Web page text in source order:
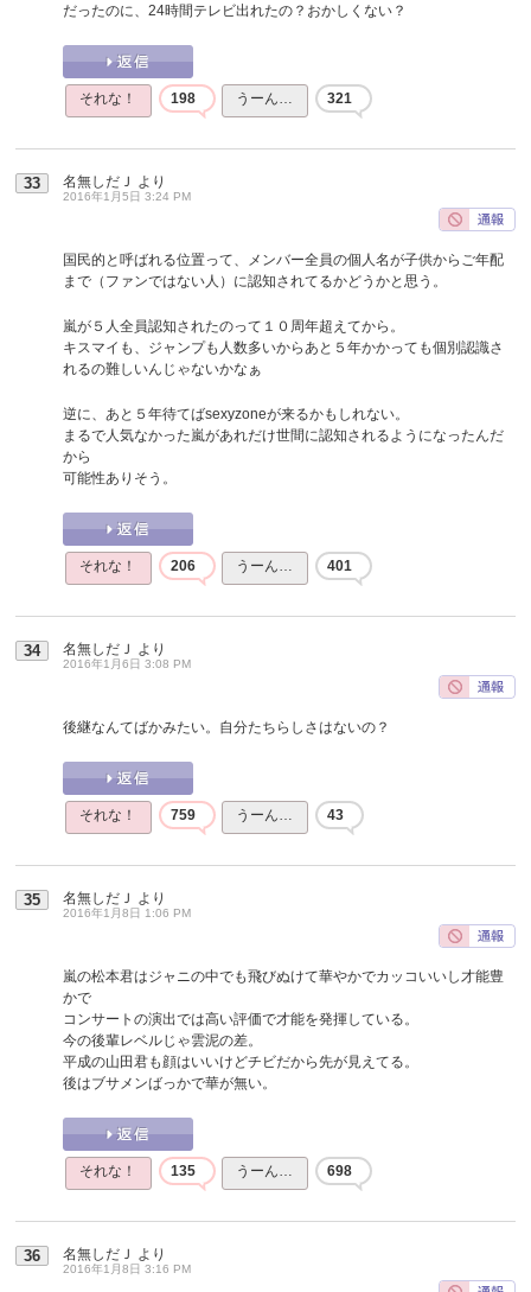
だったのに、24時間テレビ出れたの？おかしくない？
それな！ 198 うーん… 321
33 名無しだＪ より
2016年1月5日 3:24 PM
国民的と呼ばれる位置って、メンバー全員の個人名が子供からご年配
まで（ファンではない人）に認知されてるかどうかと思う。
嵐が５人全員認知されたのって１０周年超えてから。
キスマイも、ジャンプも人数多いからあと５年かかっても個別認識さ
れるの難しいんじゃないかなぁ
逆に、あと５年待てばsexyzoneが来るかもしれない。
まるで人気なかった嵐があれだけ世間に認知されるようになったんだ
から
可能性ありそう。
それな！ 206 うーん… 401
34 名無しだＪ より
2016年1月6日 3:08 PM
後継なんてばかみたい。自分たちらしさはないの？
それな！ 759 うーん… 43
35 名無しだＪ より
2016年1月8日 1:06 PM
嵐の松本君はジャニの中でも飛びぬけて華やかでカッコいいし才能豊
かで
コンサートの演出では高い評価で才能を発揮している。
今の後輩レベルじゃ雲泥の差。
平成の山田君も顔はいいけどチビだから先が見えてる。
後はブサメンばっかで華が無い。
それな！ 135 うーん… 698
36 名無しだＪ より
2016年1月8日 3:16 PM